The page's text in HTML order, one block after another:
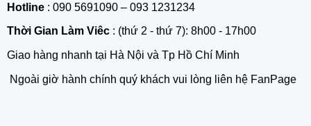
Hotline: 090 5691090 – 093 1231234
Thời Gian Làm Viêc: (thứ 2 - thứ 7): 8h00 - 17h00
Giao hàng nhanh tại Hà Nội và Tp Hồ Chí Minh
Ngoài giờ hành chính quý khách vui lòng liên hệ FanPage